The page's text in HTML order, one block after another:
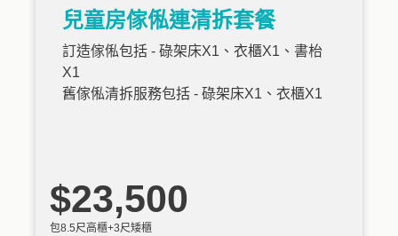
兒童房傢俬連清拆套餐
訂造傢俬包括 - 碌架床X1、衣櫃X1、書枱
X1
舊傢俬清拆服務包括 - 碌架床X1、衣櫃X1
$23,500
包8.5尺高櫃+3尺矮櫃